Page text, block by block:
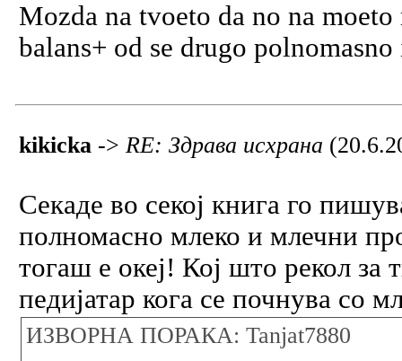
Mozda na tvoeto da no na
balans+ od se drugo
kikicka -> RE: Здрава исхрана
Секаде во секој книга го
полномасно млеко и млечни
тогаш е океј! Кој што рекол за
педијатар кога се почнува со
ИЗВОРНА ПОРАКА: Tanjat7880